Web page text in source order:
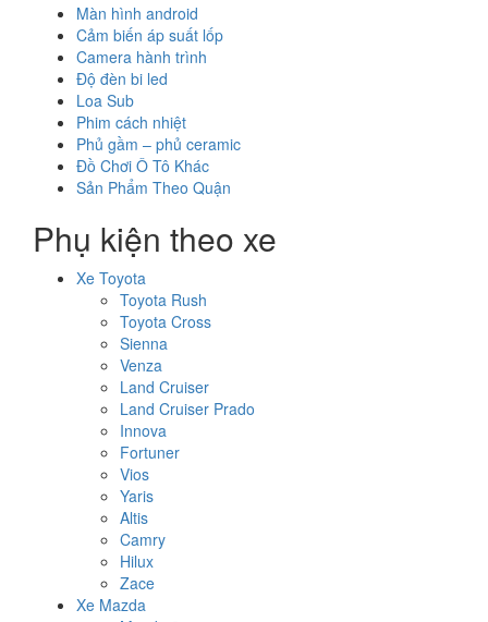
Màn hình android
Cảm biến áp suất lốp
Camera hành trình
Độ đèn bi led
Loa Sub
Phim cách nhiệt
Phủ gầm – phủ ceramic
Đồ Chơi Ô Tô Khác
Sản Phẩm Theo Quận
Phụ kiện theo xe
Xe Toyota
Toyota Rush
Toyota Cross
Sienna
Venza
Land Cruiser
Land Cruiser Prado
Innova
Fortuner
Vios
Yaris
Altis
Camry
Hilux
Zace
Xe Mazda